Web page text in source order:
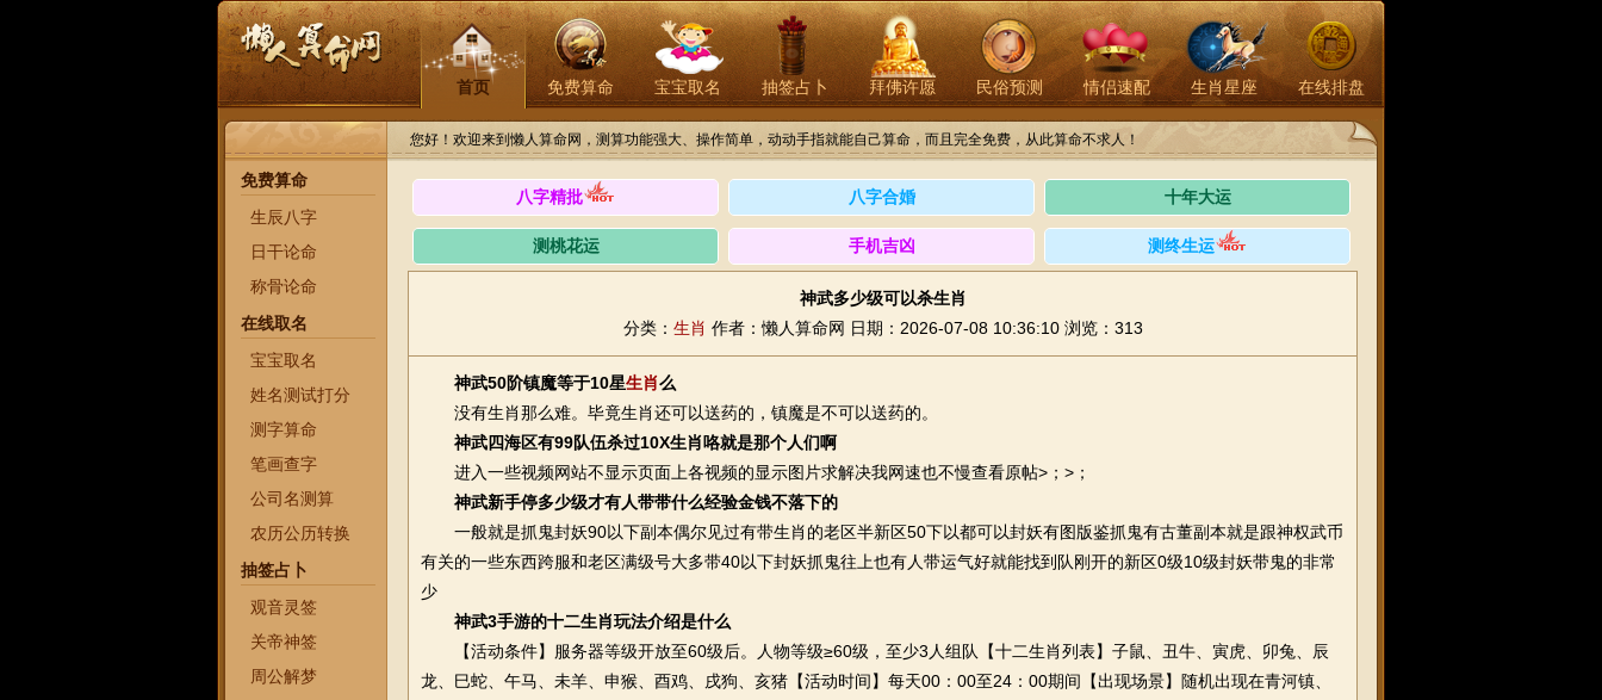
首页 免费算命 宝宝取名 抽签占卜 拜佛许愿 民俗预测 情侣速配 生肖星座 在线排盘
您好！欢迎来到懒人算命网，测算功能强大、操作简单，动动手指就能自己算命，而且完全免费，从此算命不求人！
免费算命
生辰八字
日干论命
称骨论命
在线取名
宝宝取名
姓名测试打分
测字算命
笔画查字
公司名测算
农历公历转换
抽签占卜
观音灵签
关帝神签
周公解梦
八字精批 八字合婚 十年大运
测桃花运 手机吉凶 测终生运
神武多少级可以杀生肖
分类： 生肖 作者：懒人算命网 日期：2026-07-08 10:36:10 浏览：313
神武50阶镇魔等于10星生肖么
没有生肖那么难。毕竟生肖还可以送药的，镇魔是不可以送药的。
神武四海区有99队伍杀过10X生肖咯就是那个人们啊
进入一些视频网站不显示页面上各视频的显示图片求解决我网速也不慢查看原帖>；>；
神武新手停多少级才有人带带什么经验金钱不落下的
一般就是抓鬼封妖90以下副本偶尔见过有带生肖的老区半新区50下以都可以封妖有图版鉴抓鬼有古董副本就是跟神权武币
有关的一些东西跨服和老区满级号大多带40以下封妖抓鬼往上也有人带运气好就能找到队刚开的新区0级10级封妖带鬼的非常
少
神武3手游的十二生肖玩法介绍是什么
【活动条件】服务器等级开放至60级后。人物等级≥60级，至少3人组队【十二生肖列表】子鼠、丑牛、寅虎、卯兔、辰
龙、巳蛇、午马、未羊、申猴、酉鸡、戌狗、亥猪【活动时间】每天00：00至24：00期间【出现场景】随机出现在青河镇、